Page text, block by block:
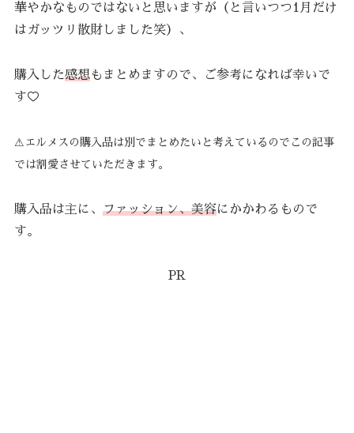
華やかなものではないと思いますが（と言いつつ1月だけ
はガッツリ散財しました笑）、
購入した感想もまとめますので、ご参考になれば幸いで
す♡
⚠︎エルメスの購入品は別でまとめたいと考えているのでこの記事
では割愛させていただきます。
購入品は主に、ファッション、美容にかかわるもので
す。
PR